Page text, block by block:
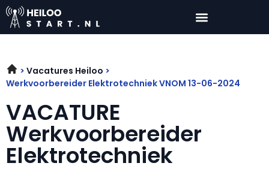
Vacatures Heiloo
Werkvoorbereider Elektrotechniek VNOM 13-06-2024
VACATURE
Werkvoorbereider
Elektrotechniek